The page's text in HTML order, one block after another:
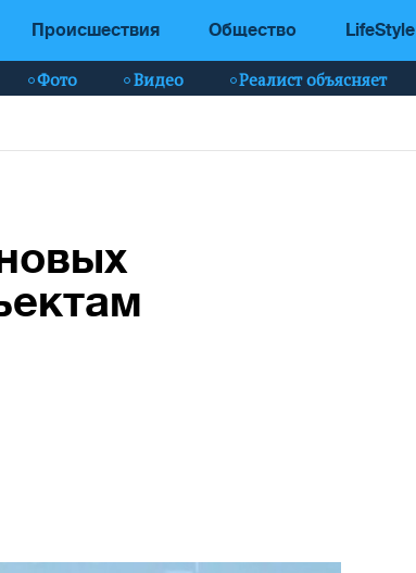
Происшествия Общество LifeStyle
Фото Видео Реалист объясняет